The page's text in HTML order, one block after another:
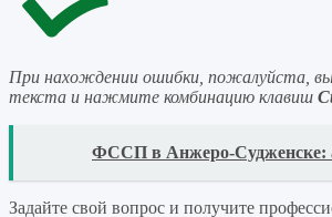
При нахождении ошибки, пожалуйста,
текста и нажмите комбинацию клавиш
ФССП в Анжеро-Судженске:
Задайте свой вопрос и получите